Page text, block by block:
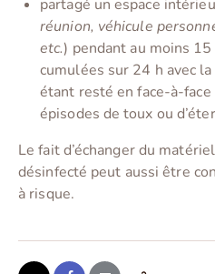
partagé un espace
réunion, véhicule
etc.) pendant au moins
cumulées sur 24 h avec
étant resté en face-à-
épisodes de toux ou
Le fait d’échanger du
désinfecté peut aussi être
à risque.